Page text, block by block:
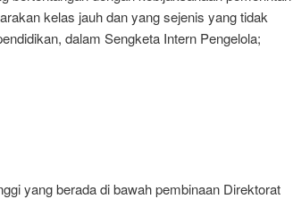
kelas jauh dan yang sejenis yang tidak
dalam Sengketa Intern Pengelola;
yang berada di bawah pembinaan Direktorat